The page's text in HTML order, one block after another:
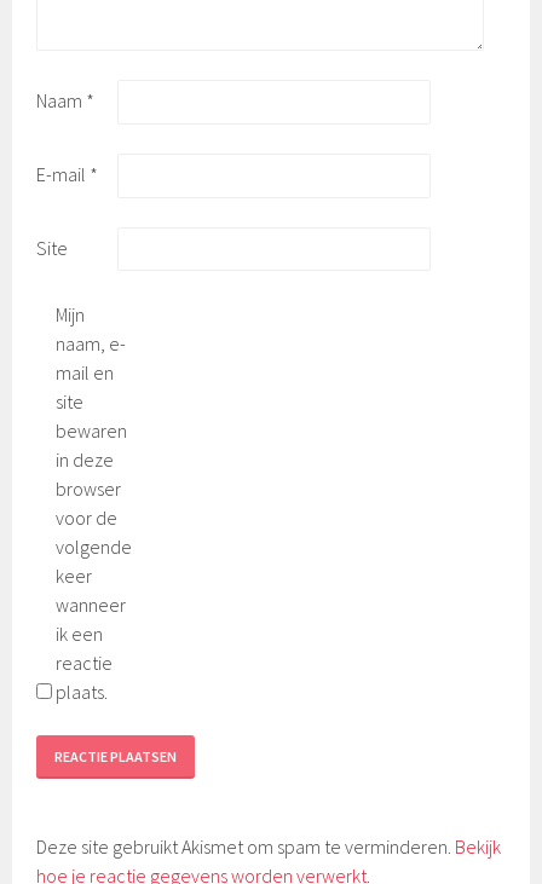
Naam *
E-mail *
Site
Mijn
naam, e-
mail en
site
bewaren
in deze
browser
voor de
volgende
keer
wanneer
ik een
reactie
plaats.
Deze site gebruikt Akismet om spam te verminderen. Bekijk
hoe je reactie gegevens worden verwerkt.